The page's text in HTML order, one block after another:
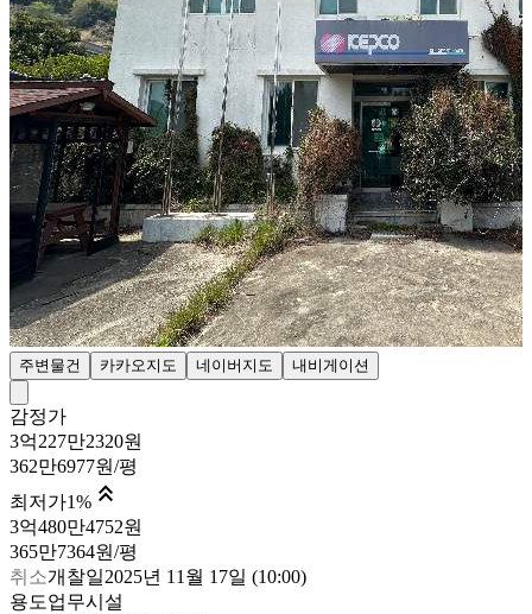
주변물건 카카오지도 네이버지도 내비게이션
감정가
3억227만2320원
362만6977원/평
최저가1% 
3억480만4752원
365만7364원/평
취소개찰일2025년 11월 17일 (10:00)
용도업무시설